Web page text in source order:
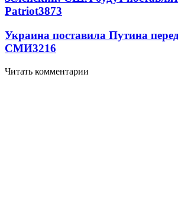
Patriot3873
Украина поставила Путина
СМИ3216
Читать комментарии